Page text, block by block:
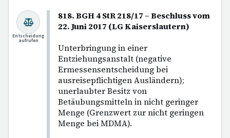
818. BGH 4 StR 218/17 – Beschluss vom
22. Juni 2017 (LG Kaiserslautern)
Unterbringung in einer
Entziehungsanstalt (negative
Ermessensentscheidung bei
ausreisepflichtigen Ausländern);
unerlaubter Besitz von
Betäubungsmitteln in nicht geringer
Menge (Grenzwert zur nicht geringen
Menge bei MDMA).
Entscheidung
aufrufen